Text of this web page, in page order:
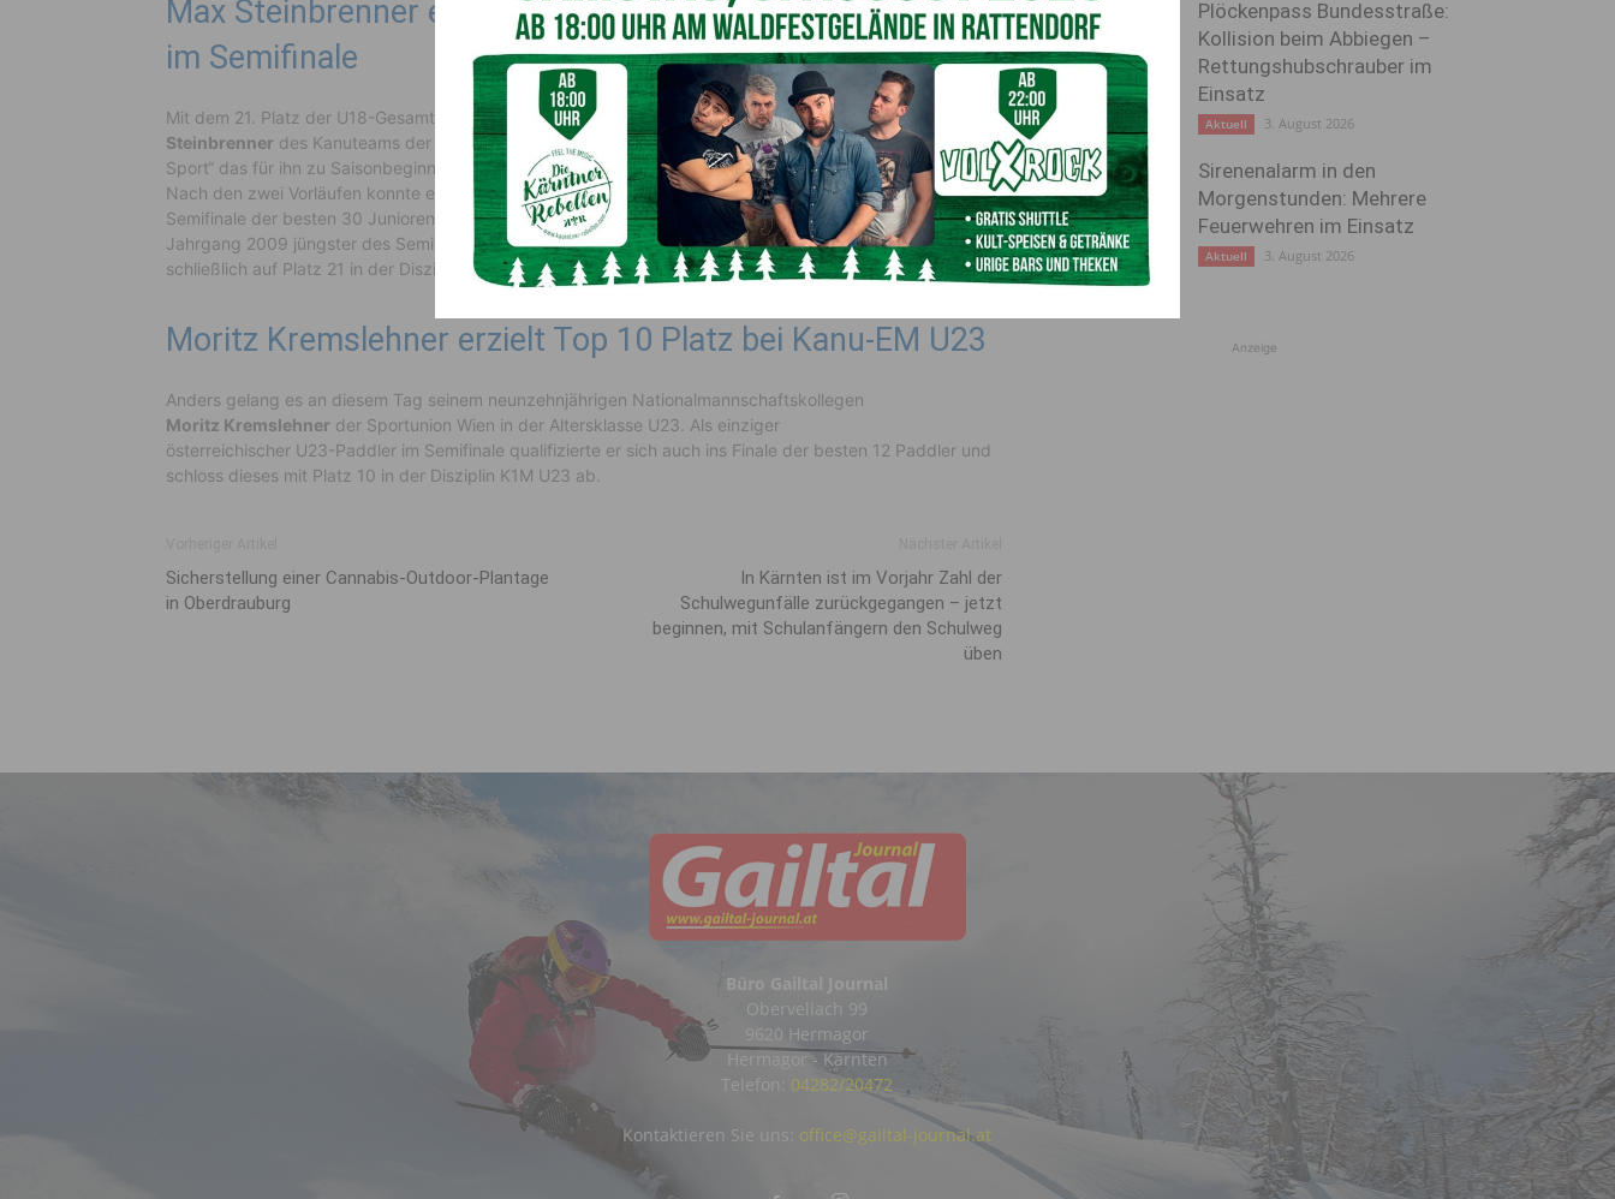
Max Steinbrenner erreicht bei Kanu-EM U18-Ziel: 21. Platz
im Semifinale
Mit dem 21. Platz der U18-Gesamtwertung erreichte der 15-jährige SportlerMax
Steinbrenner des Kanuteams der Sportunion Kärnten und Sportler des Vereins „Kärnten
Sport“ das für ihn zu Saisonbeginn gesteckte Ziel der TOP 25 in der Europameisterschaft.
Nach den zwei Vorläufen konnte er sich als einziger österreichischer U18-Paddler für das
Semifinale der besten 30 Juniorenpaddler K1M qualifizieren, jedoch konnte er als mit
Jahrgang 2009 jüngster des Semifinales nicht noch zum Finale der besten 12 aufsteigen und landete
schließlich auf Platz 21 in der Disziplin K1M U18.
Moritz Kremslehner erzielt Top 10 Platz bei Kanu-EM U23
Anders gelang es an diesem Tag seinem neunzehnjährigen Nationalmannschaftskollegen
Moritz Kremslehner der Sportunion Wien in der Altersklasse U23. Als einziger
österreichischer U23-Paddler im Semifinale qualifizierte er sich auch ins Finale der besten 12 Paddler und
schloss dieses mit Platz 10 in der Disziplin K1M U23 ab.
Sicherstellung einer Cannabis-Outdoor-Plantage
in Oberdrauburg
In Kärnten ist im Vorjahr Zahl der
Schulwegunfälle zurückgegangen – jetzt
beginnen, mit Schulanfängern den Schulweg
üben
Plöckenpass Bundesstraße:
Kollision beim Abbiegen –
Rettungshubschrauber im
Einsatz
Aktuell 3. August 2026
Sirenenalarm in den
Morgenstunden: Mehrere
Feuerwehren im Einsatz
Aktuell 3. August 2026
Anzeige
Büro Gailtal Journal
Obervellach 99
9620 Hermagor
Hermagor - Kärnten
Telefon: 04282/20472
Kontaktieren Sie uns: office@gailtal-journal.at